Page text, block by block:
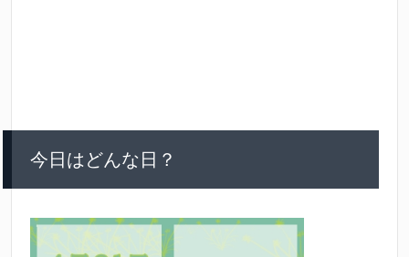
今日はどんな日？